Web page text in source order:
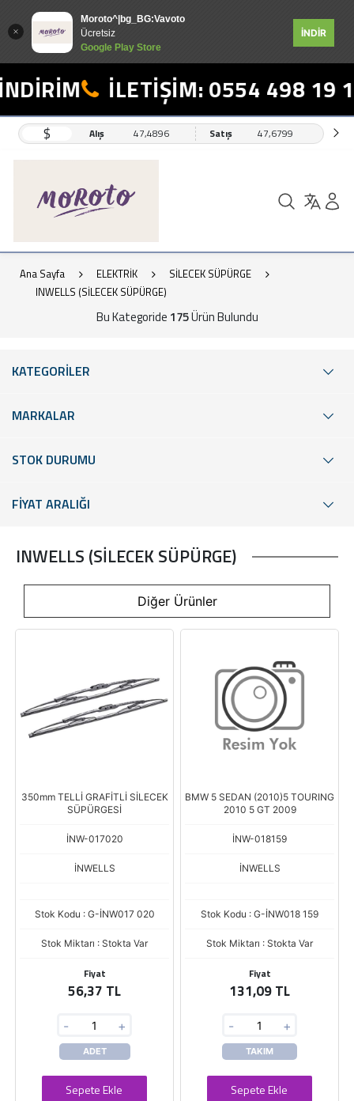
Moroto^|bg_BG:Vavoto
Ücretsiz
Google Play Store
İNDİR
İLETİŞİM: 0554 498 19 17
$ Alış 47,4896 Satış 47,6799
Ana Sayfa ELEKTRİK
SİLECEK SÜPÜRGE
INWELLS (SİLECEK SÜPÜRGE)
Bu Kategoride 175Ürün Bulundu
KATEGORİLER
MARKALAR
STOK DURUMU
FİYAT ARALIĞI
INWELLS (SİLECEK SÜPÜRGE)
Diğer Ürünler
350mm TELLİ GRAFİTLİ SİLECEK
SÜPÜRGESİ
İNW-017020
İNWELLS
Stok Kodu : G-İNW017 020
Stok Miktarı : Stokta Var
Fiyat
56,37 TL
- +
ADET
Sepete Ekle
BMW 5 SEDAN (2010)5 TOURING
2010 5 GT 2009
İNW-018159
İNWELLS
Stok Kodu : G-İNW018 159
Stok Miktarı : Stokta Var
Fiyat
131,09 TL
- +
TAKIM
Sepete Ekle